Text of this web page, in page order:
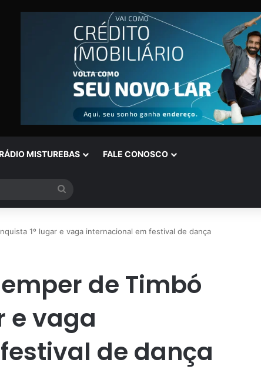
MISTUREBAS FALE CONOSCO
por
1º lugar e vaga internacional em festival de dança
de Timbó
e vaga
de dança